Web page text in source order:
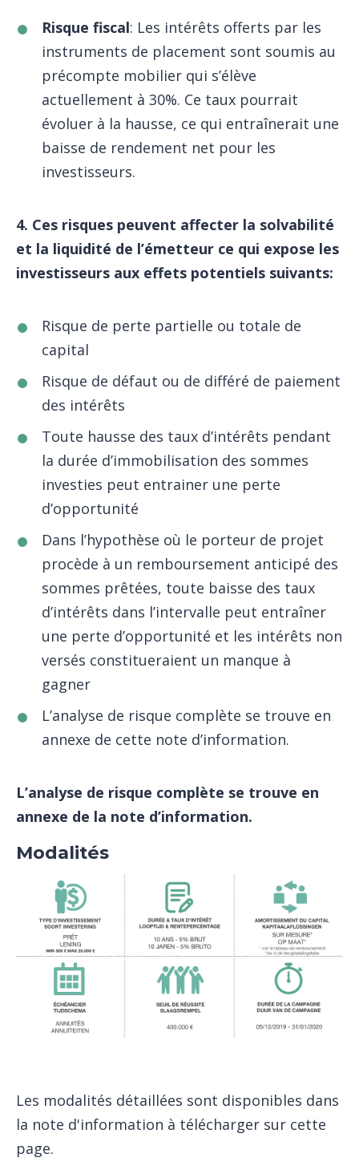
Risque fiscal: Les intérêts offerts par les
instruments de placement sont soumis au
précompte mobilier qui s’élève
actuellement à 30%. Ce taux pourrait
évoluer à la hausse, ce qui entraînerait une
baisse de rendement net pour les
investisseurs.
4. Ces risques peuvent affecter la solvabilité
et la liquidité de l’émetteur ce qui expose les
investisseurs aux effets potentiels suivants:
Risque de perte partielle ou totale de
capital
Risque de défaut ou de différé de paiement
des intérêts
Toute hausse des taux d’intérêts pendant
la durée d’immobilisation des sommes
investies peut entrainer une perte
d’opportunité
Dans l’hypothèse où le porteur de projet
procède à un remboursement anticipé des
sommes prêtées, toute baisse des taux
d’intérêts dans l’intervalle peut entraîner
une perte d’opportunité et les intérêts non
versés constitueraient un manque à
gagner
L’analyse de risque complète se trouve en
annexe de cette note d’information.
L’analyse de risque complète se trouve en
annexe de la note d’information.
Modalités
Les modalités détaillées sont disponibles dans
la note d'information à télécharger sur cette
page.